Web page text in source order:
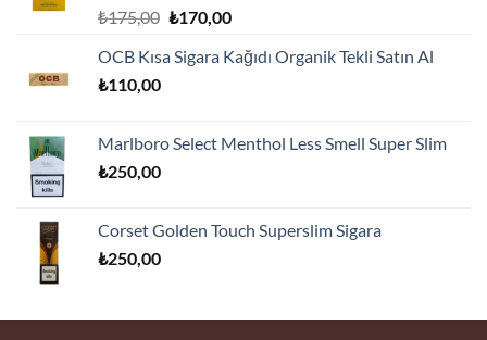
5 üzerinden
oy
aldı
₺175,00 Orijinal
₺175,00.
₺170,00Şu
fiyat:
OCB Kısa Sigara Kağıdı Organik Tekli Satın Al
₺110,00
Marlboro Select Menthol Less Smell Super Slim
₺250,00
Corset Golden Touch Superslim Sigara
₺250,00